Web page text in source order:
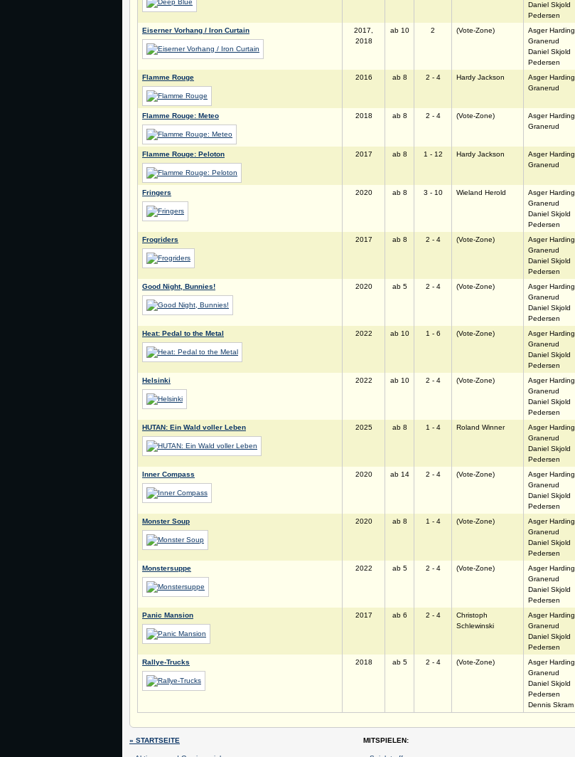
Daniel Skjold
Pedersen
Eiserner Vorhang / Iron Curtain
2017,
2018
ab 10 2 (Vote-Zone)
Asger Harding
Granerud
Daniel Skjold
Pedersen
Flamme Rouge 2016 ab 8 2 - 4 Hardy Jackson
Asger Harding
Granerud
Flamme Rouge: Meteo 2018 ab 8 2 - 4 (Vote-Zone)
Asger Harding
Granerud
Flamme Rouge: Peloton 2017 ab 8 1 - 12 Hardy Jackson
Asger Harding
Granerud
Fringers 2020 ab 8 3 - 10 Wieland Herold
Asger Harding
Granerud
Daniel Skjold
Pedersen
Frogriders 2017 ab 8 2 - 4 (Vote-Zone)
Asger Harding
Granerud
Daniel Skjold
Pedersen
Good Night, Bunnies! 2020 ab 5 2 - 4 (Vote-Zone)
Asger Harding
Granerud
Daniel Skjold
Pedersen
Heat: Pedal to the Metal 2022 ab 10 1 - 6 (Vote-Zone)
Asger Harding
Granerud
Daniel Skjold
Pedersen
Helsinki 2022 ab 10 2 - 4 (Vote-Zone)
Asger Harding
Granerud
Daniel Skjold
Pedersen
HUTAN: Ein Wald voller Leben 2025 ab 8 1 - 4 Roland Winner
Asger Harding
Granerud
Daniel Skjold
Pedersen
Inner Compass 2020 ab 14 2 - 4 (Vote-Zone)
Asger Harding
Granerud
Daniel Skjold
Pedersen
Monster Soup 2020 ab 8 1 - 4 (Vote-Zone)
Asger Harding
Granerud
Daniel Skjold
Pedersen
Monstersuppe 2022 ab 5 2 - 4 (Vote-Zone)
Asger Harding
Granerud
Daniel Skjold
Pedersen
Panic Mansion 2017 ab 6 2 - 4
Christoph
Schlewinski
Asger Harding
Granerud
Daniel Skjold
Pedersen
Rallye-Trucks 2018 ab 5 2 - 4 (Vote-Zone)
Asger Harding
Granerud
Daniel Skjold
Pedersen
Dennis Skram
» STARTSEITE MITSPIELEN: